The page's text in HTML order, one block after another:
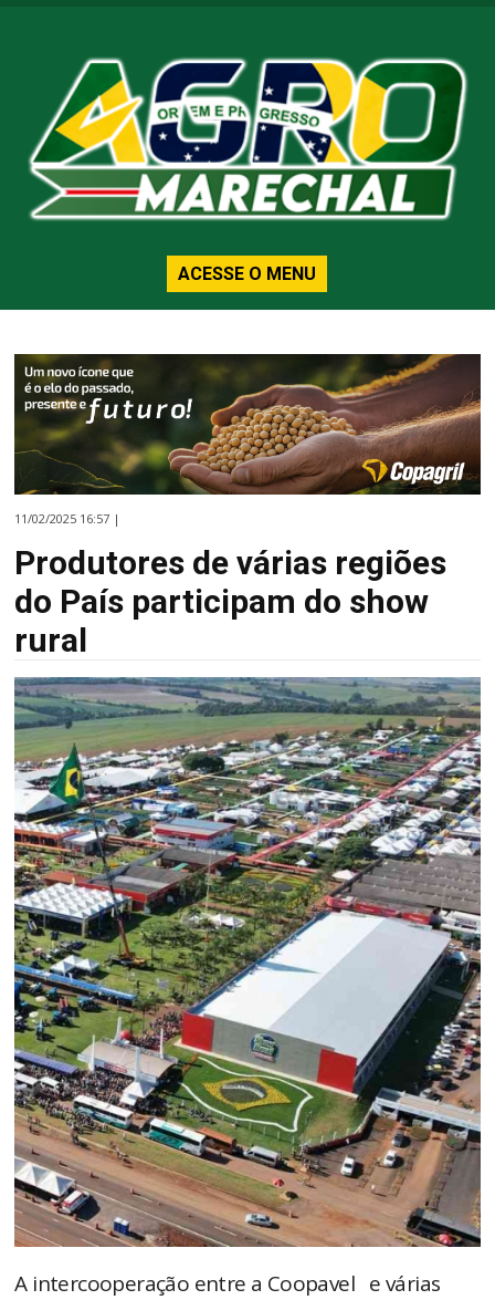
ACESSE O MENU
11/02/2025 16:57 |
Produtores de várias regiões
do País participam do show
rural
A intercooperação entre a Coopavel e várias